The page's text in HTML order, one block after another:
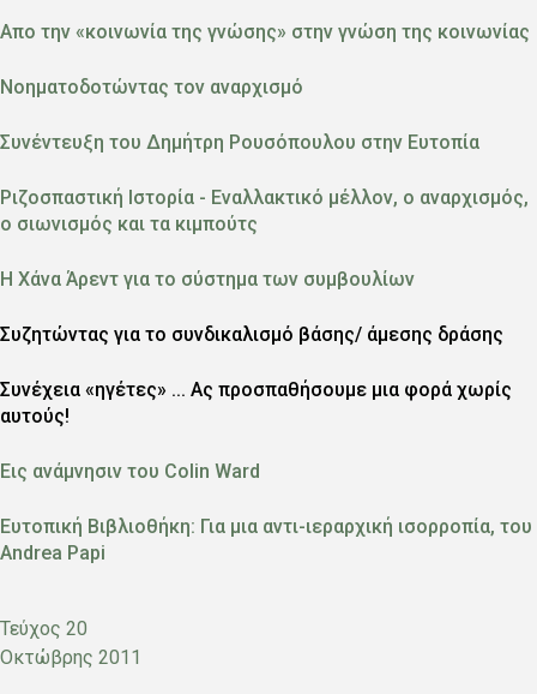
Απο την «κοινωνία της γνώσης» στην γνώση της κοινωνίας
Νοηματοδοτώντας τον αναρχισμό
Συνέντευξη του Δημήτρη Ρουσόπουλου στην Ευτοπία
Ριζοσπαστική Ιστορία - Εναλλακτικό μέλλον, ο αναρχισμός,
ο σιωνισμός και τα κιμπούτς
Η Χάνα Άρεντ για το σύστημα των συμβουλίων
Συζητώντας για το συνδικαλισμό βάσης/ άμεσης δράσης
Συνέχεια «ηγέτες» ... Ας προσπαθήσουμε μια φορά χωρίς
αυτούς!
Εις ανάμνησιν του Colin Ward
Ευτοπική Βιβλιοθήκη: Για μια αντι-ιεραρχική ισορροπία, του
Andrea Papi
Τεύχος 20
Ημερομηνία
Οκτώβρης 2011